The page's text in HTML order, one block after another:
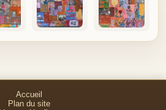
Accueil
Plan du site